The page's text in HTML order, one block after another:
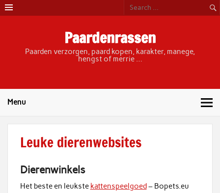
Skip
to
content
Paardenrassen
Paarden verzorgen, paard kopen, karakter, manege,
hengst of merrie …
Menu
Leuke dierenwebsites
Dierenwinkels
Het beste en leukste kattenspeelgoed– Bopets.eu